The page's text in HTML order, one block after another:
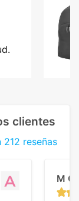
clientes
212 reseñas
M C